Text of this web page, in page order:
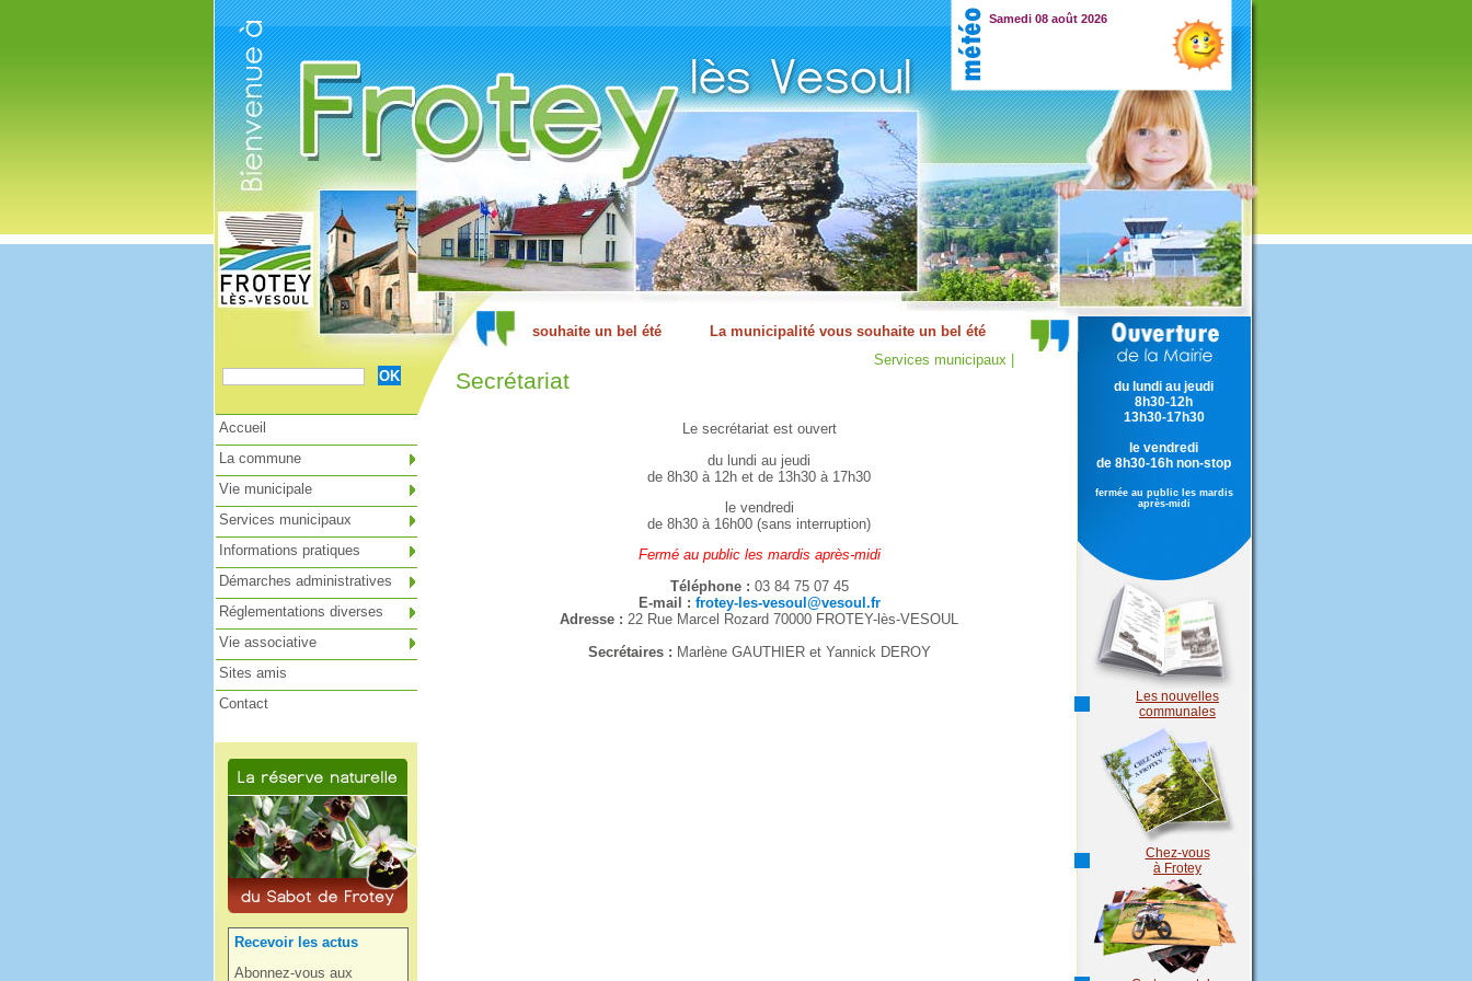
Samedi 08 août 2026
Recevoir les actus
Abonnez-vous aux
Services municipaux |
Secrétariat
Le secrétariat est ouvert
du lundi au jeudi
de 8h30 à 12h et de 13h30 à 17h30
le vendredi
de 8h30 à 16h00 (sans interruption)
Fermé au public les mardis après-midi
Téléphone : 03 84 75 07 45
E-mail : frotey-les-vesoul@vesoul.fr
Adresse : 22 Rue Marcel Rozard 70000 FROTEY-lès-VESOUL
Secrétaires : Marlène GAUTHIER et Yannick DEROY
du lundi au jeudi
8h30-12h
13h30-17h30
le vendredi
de 8h30-16h non-stop
fermée au public les mardis
après-midi
Les nouvelles
communales
Chez-vous
à Frotey
Accueil
La commune
Vie municipale
Services municipaux
Informations pratiques
Démarches administratives
Réglementations diverses
Vie associative
Sites amis
Contact